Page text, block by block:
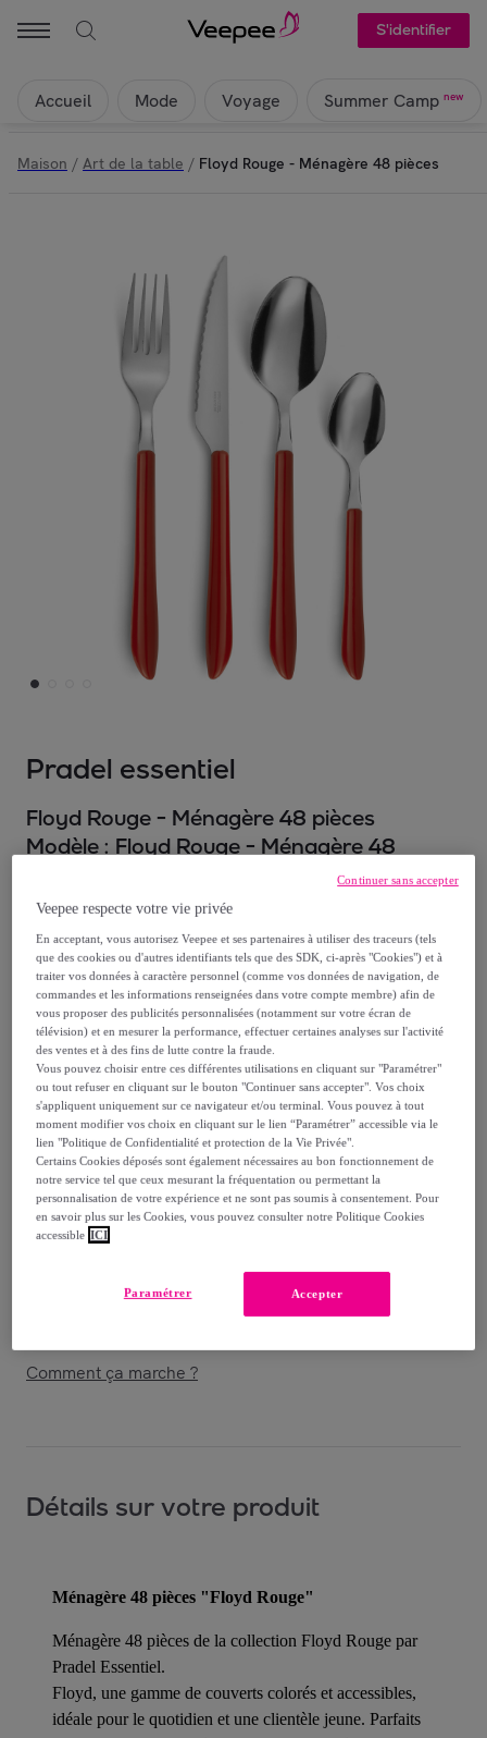
S'identifier
Accueil Mode Voyage Summer Camp new
Maison / Art de la table / Floyd Rouge - Ménagère 48 pièces
Pradel essentiel
Floyd Rouge - Ménagère 48 pièces
Modèle : Floyd Rouge - Ménagère 48
37,99 €
54,30 €
-30%
Vendu parAmefa Couzon
Livraison
Livraison à partir de 4,50 €
12/08et le15/08
Comment ça marche ?
Détails sur votre produit
Ménagère 48 pièces "Floyd Rouge"
Ménagère 48 pièces de la collection Floyd Rouge par
Pradel Essentiel.
Floyd, une gamme de couverts colorés et accessibles,
idéale pour le quotidien et une clientèle jeune. Parfaits
Veepee respecte votre vie privée
En acceptant, vous autorisez Veepee et ses partenaires à utiliser des traceurs (tels
que des cookies ou d'autres identifiants tels que des SDK, ci-après "Cookies") et à
traiter vos données à caractère personnel (comme vos données de navigation, de
commandes et les informations renseignées dans votre compte membre) afin de
vous proposer des publicités personnalisées (notamment sur votre écran de
télévision) et en mesurer la performance, effectuer certaines analyses sur l'activité
des ventes et à des fins de lutte contre la fraude.
Vous pouvez choisir entre ces différentes utilisations en cliquant sur "Paramétrer"
ou tout refuser en cliquant sur le bouton "Continuer sans accepter". Vos choix
s'appliquent uniquement sur ce navigateur et/ou terminal. Vous pouvez à tout
moment modifier vos choix en cliquant sur le lien “Paramétrer” accessible via le
lien "Politique de Confidentialité et protection de la Vie Privée".
Certains Cookies déposés sont également nécessaires au bon fonctionnement de
notre service tel que ceux mesurant la fréquentation ou permettant la
personnalisation de votre expérience et ne sont pas soumis à consentement. Pour
en savoir plus sur les Cookies, vous pouvez consulter notre Politique Cookies
accessible ICI
Accepter
Paramétrer
Continuer sans accepter